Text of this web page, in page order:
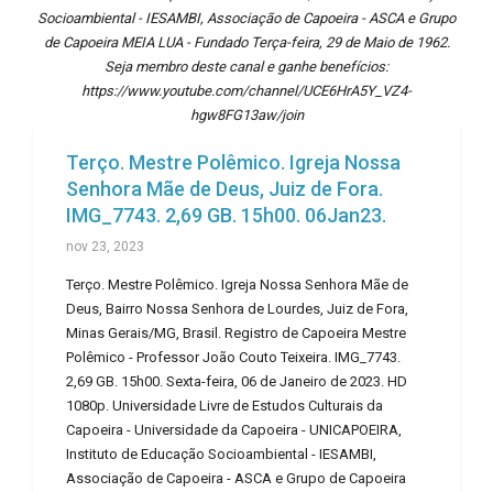
Socioambiental - IESAMBI, Associação de Capoeira - ASCA e Grupo
de Capoeira MEIA LUA - Fundado Terça-feira, 29 de Maio de 1962.
Seja membro deste canal e ganhe benefícios:
https://www.youtube.com/channel/UCE6HrA5Y_VZ4-
hgw8FG13aw/join
Terço. Mestre Polêmico. Igreja Nossa
Senhora Mãe de Deus, Juiz de Fora.
IMG_7743. 2,69 GB. 15h00. 06Jan23.
nov 23, 2023
Terço. Mestre Polêmico. Igreja Nossa Senhora Mãe de
Deus, Bairro Nossa Senhora de Lourdes, Juiz de Fora,
Minas Gerais/MG, Brasil. Registro de Capoeira Mestre
Polêmico - Professor João Couto Teixeira. IMG_7743.
2,69 GB. 15h00. Sexta-feira, 06 de Janeiro de 2023. HD
1080p. Universidade Livre de Estudos Culturais da
Capoeira - Universidade da Capoeira - UNICAPOEIRA,
Instituto de Educação Socioambiental - IESAMBI,
Associação de Capoeira - ASCA e Grupo de Capoeira